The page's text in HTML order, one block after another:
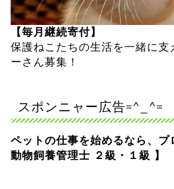
【毎月継続寄付】
保護ねこたちの生活を一緒に
ーさん募集！
スポンニャー広告=^_^=
ペットの仕事を始めるなら、
動物飼養管理士 ２級・１級 】